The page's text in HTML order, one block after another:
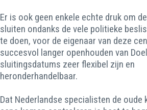
Er is ook geen enkele echte druk om
sluiten ondanks de vele politieke
te doen, voor de eigenaar van deze
succesvol langer openhouden van
sluitingsdatums zeer flexibel zijn en
heronderhandelbaar.
Dat Nederlandse specialisten de oude